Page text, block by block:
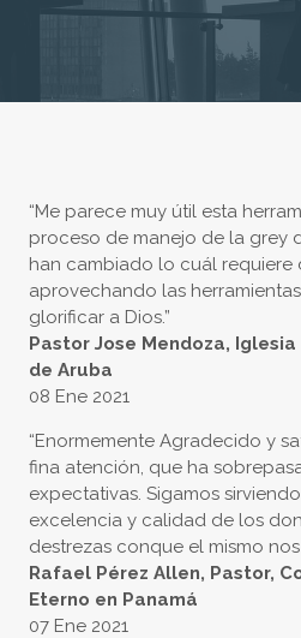
“Me parece muy útil esta
proceso de manejo de la grey
han cambiado lo cuál requiere
aprovechando las
glorificar a Dios.”
Pastor Jose Mendoza,
de Aruba
08 Ene 2021
“Enormemente Agradecido y
fina atención, que ha
expectativas. Sigamos
excelencia y calidad de los
destrezas conque el mismo
Rafael Pérez Allen, Pastor,
Eterno en Panamá
07 Ene 2021